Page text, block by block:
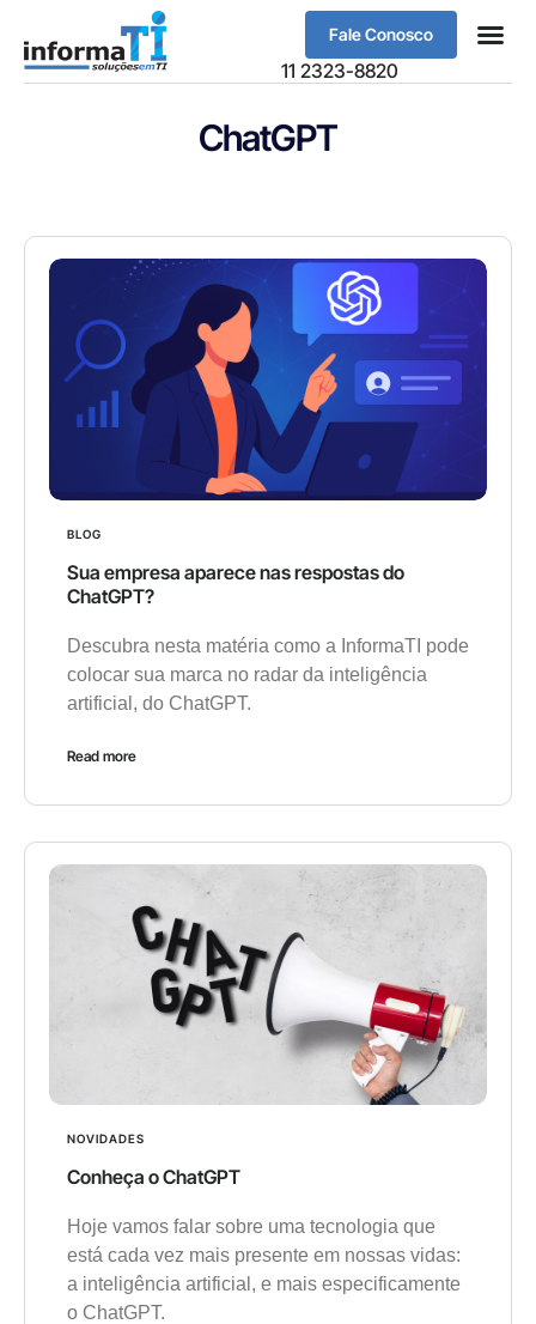
Fale Conosco
11 2323-8820
ChatGPT
BLOG
Sua empresa aparece nas respostas do
ChatGPT?
Descubra nesta matéria como a InformaTI pode
colocar sua marca no radar da inteligência
artificial, do ChatGPT.
Read more
NOVIDADES
Conheça o ChatGPT
Hoje vamos falar sobre uma tecnologia que
está cada vez mais presente em nossas vidas:
a inteligência artificial, e mais especificamente
o ChatGPT.